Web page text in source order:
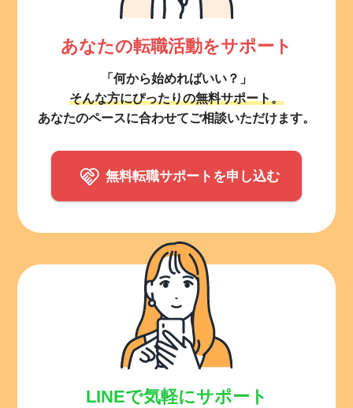
あなたの転職活動をサポート
「何から始めればいい？」
そんな方にぴったりの無料サポート。
あなたのペースに合わせてご相談いただけます。
無料転職サポートを申し込む
LINEで気軽にサポート